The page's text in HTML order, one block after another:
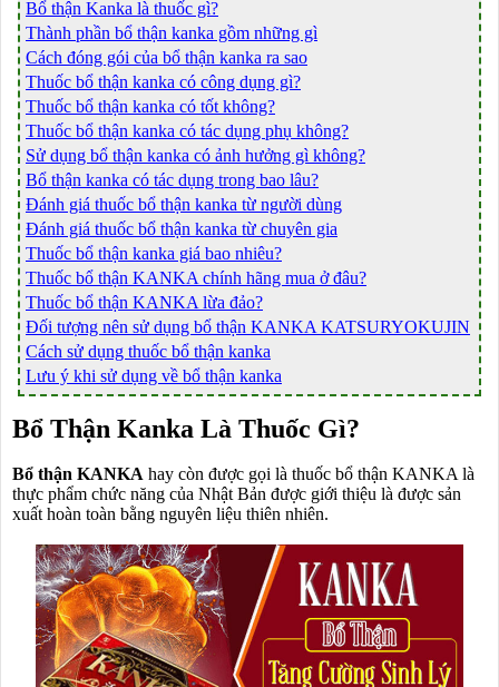
Bổ thận Kanka là thuốc gì?
Thành phần bổ thận kanka gồm những gì
Cách đóng gói của bổ thận kanka ra sao
Thuốc bổ thận kanka có công dụng gì?
Thuốc bổ thận kanka có tốt không?
Thuốc bổ thận kanka có tác dụng phụ không?
Sử dụng bổ thận kanka có ảnh hưởng gì không?
Bổ thận kanka có tác dụng trong bao lâu?
Đánh giá thuốc bổ thận kanka từ người dùng
Đánh giá thuốc bổ thận kanka từ chuyên gia
Thuốc bổ thận kanka giá bao nhiêu?
Thuốc bổ thận KANKA chính hãng mua ở đâu?
Thuốc bổ thận KANKA lừa đảo?
Đối tượng nên sử dụng bổ thận KANKA KATSURYOKUJIN
Cách sử dụng thuốc bổ thận kanka
Lưu ý khi sử dụng về bổ thận kanka
Bổ Thận Kanka Là Thuốc Gì?
Bổ thận KANKA hay còn được gọi là thuốc bổ thận KANKA là
thực phẩm chức năng của Nhật Bản được giới thiệu là được sản
xuất hoàn toàn bằng nguyên liệu thiên nhiên.